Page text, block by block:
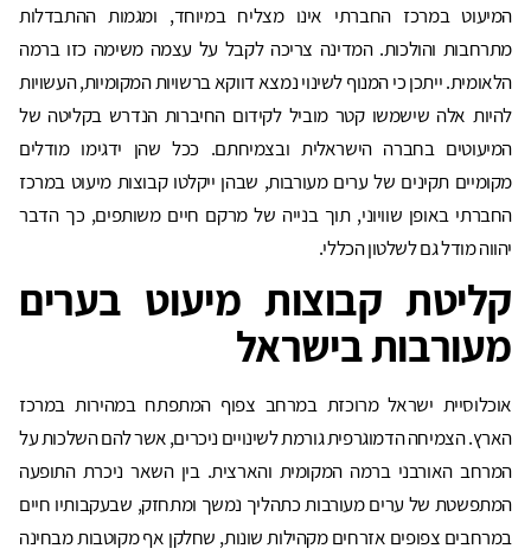
המיעוט במרכז החברתי אינו מצליח במיוחד, ומגמות ההתבדלות
מתרחבות והולכות. המדינה צריכה לקבל על עצמה משימה כזו ברמה
הלאומית. ייתכן כי המנוף לשינוי נמצא דווקא ברשויות המקומיות, העשויות
להיות אלה שישמשו קטר מוביל לקידום החיברות הנדרש בקליטה של
המיעוטים בחברה הישראלית ובצמיחתם. ככל שהן ידגימו מודלים
מקומיים תקינים של ערים מעורבות, שבהן ייקלטו קבוצות מיעוט במרכז
החברתי באופן שוויוני, תוך בנייה של מרקם חיים משותפים, כך הדבר
יהווה מודל גם לשלטון הכללי.
קליטת קבוצות מיעוט בערים
מעורבות בישראל
אוכלוסיית ישראל מרוכזת במרחב צפוף המתפתח במהירות במרכז
הארץ. הצמיחה הדמוגרפית גורמת לשינויים ניכרים, אשר להם השלכות על
המרחב האורבני ברמה המקומית והארצית. בין השאר ניכרת התופעה
המתפשטת של ערים מעורבות כתהליך נמשך ומתחזק, שבעקבותיו חיים
במרחבים צפופים אזרחים מקהילות שונות, שחלקן אף מקוטבות מבחינה